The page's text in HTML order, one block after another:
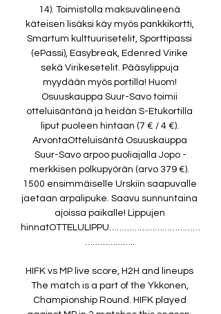
14). Toimistolla maksuvälineenä
käteisen lisäksi käy myös pankkikortti,
Smartum kulttuurisetelit, Sporttipassi
(ePassi), Easybreak, Edenred Virike
sekä Virikesetelit. Pääsylippuja
myydään myös portilla! Huom!
Osuuskauppa Suur-Savo toimii
otteluisäntänä ja heidän S-Etukortilla
liput puoleen hintaan (7 € / 4 €).
ArvontaOtteluisäntä Osuuskauppa
Suur-Savo arpoo puoliajalla Jopo -
merkkisen polkupyörän (arvo 379 €).
1500 ensimmäiselle Urskiin saapuvalle
jaetaan arpalipuke. Saavu sunnuntaina
ajoissa paikalle! Lippujen
hinnatOTTELULIPPU………………………………
………………..
HIFK vs MP live score, H2H and lineups
The match is a part of the Ykkonen,
Championship Round. HIFK played